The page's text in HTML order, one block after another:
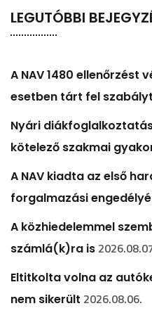
LEGUTÓBBI
A NAV 1480 ellenőrzést
esetben tárt fel
Nyári
kötelező szakmai
A NAV kiadta az első
forgalmazási
A közhiedelemmel
számlá(k)ra is
Eltitkolta volna az
nem sikerült 2026.08.06.